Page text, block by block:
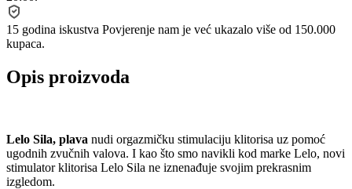
15 godina iskustva Povjerenje nam je već ukazalo više od 150.000
kupaca.
Opis proizvoda
Lelo Sila, plava nudi orgazmičku stimulaciju klitorisa uz pomoć
ugodnih zvučnih valova. I kao što smo navikli kod marke Lelo, novi
stimulator klitorisa Lelo Sila ne iznenađuje svojim prekrasnim
izgledom.